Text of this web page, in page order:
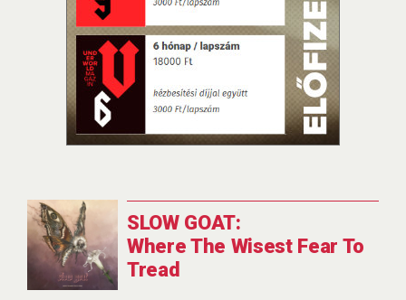
SLOW GOAT:
Where The Wisest Fear To
Tread